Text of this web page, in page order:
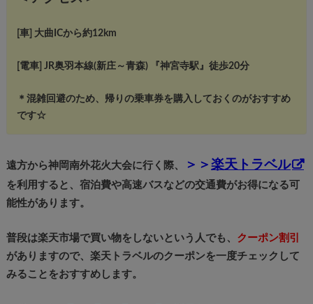
[車] 大曲ICから約12km
[電車] JR奥羽本線(新庄～青森) 『神宮寺駅』徒歩20分
＊混雑回避のため、帰りの乗車券を購入しておくのがおすすめ
です☆
遠方から神岡南外花火大会に行く際、 ＞＞ 楽天トラベル
を利用すると、宿泊費や高速バスなどの交通費がお得になる可
能性があります。
普段は楽天市場で買い物をしないという人でも、 クーポン割引
がありますので、楽天トラベルのクーポンを一度チェックして
みることをおすすめします。